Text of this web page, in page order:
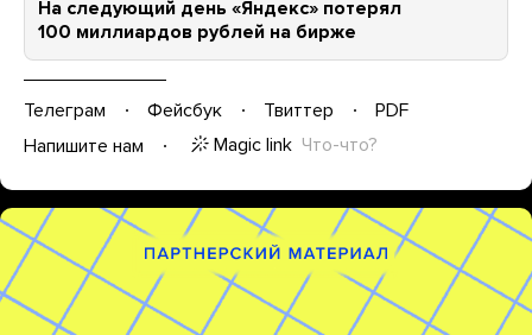
На cледующий день «Яндекс» потерял
100 миллиардов рублей на бирже
Телеграм Фейсбук Твиттер
PDF
Напишите нам
Magic link Что-что?